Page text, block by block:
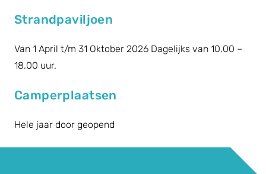
Strandpaviljoen
Van 1 April t/m 31 Oktober 2026 Dagelijks van 10.00 –
18.00 uur.
Camperplaatsen
Hele jaar door geopend